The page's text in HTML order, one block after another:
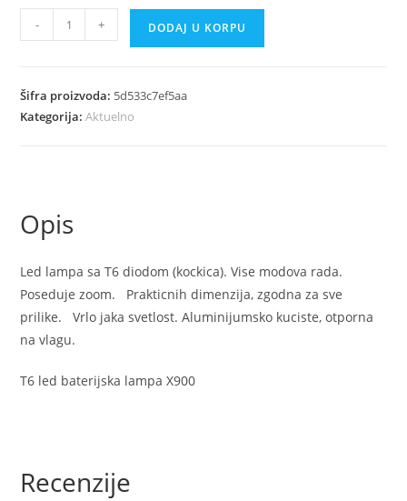
led
lampa
X900
- + DODAJ U KORPU
Šifra proizvoda: 5d533c7ef5aa
Kategorija:Aktuelno
Opis
Led lampa sa T6 diodom (kockica). Vise modova rada.
Poseduje zoom. Prakticnih dimenzija, zgodna za sve
prilike. Vrlo jaka svetlost. Aluminijumsko kuciste, otporna
na vlagu.
T6 led baterijska lampa X900
Recenzije